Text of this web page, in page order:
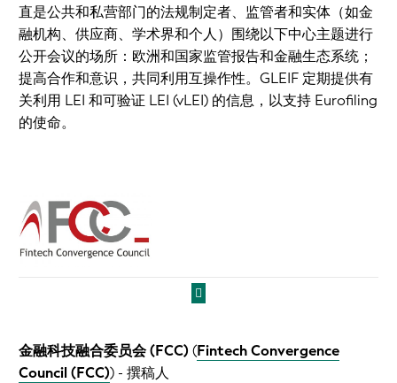
直是公共和私营部门的法规制定者、监管者和实体（如金
融机构、供应商、学术界和个人）围绕以下中心主题进行
公开会议的场所：欧洲和国家监管报告和金融生态系统；
提高合作和意识，共同利用互操作性。GLEIF 定期提供有
关利用 LEI 和可验证 LEI (vLEI) 的信息，以支持 Eurofiling
的使命。
金融科技融合委员会 (FCC) (Fintech Convergence
Council (FCC)) - 撰稿人